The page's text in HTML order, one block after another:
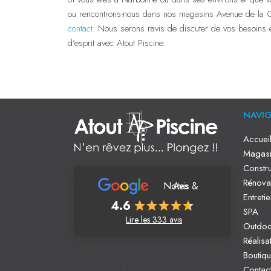
ou rencontrons-nous dans nos magasins Avenue de
contact. Nous serons ravis de discuter de vos besoins
d’esprit avec Atout Piscine.
Notes & Avis
4.6
Lire les 333 avis
Accueil
SPA